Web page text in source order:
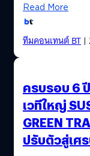
Read More
ทีมคอนเทนต์ BT|
ครบรอบ 6
เวทีใหญ่
GREEN
ปรับตัวสู่เศ